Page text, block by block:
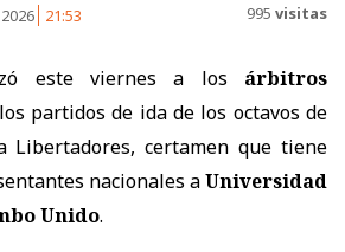
21:53 995 visitas
este viernes a los árbitros
partidos de ida de los octavos de
Libertadores, certamen que tiene
nacionales aUniversidad
Unido.